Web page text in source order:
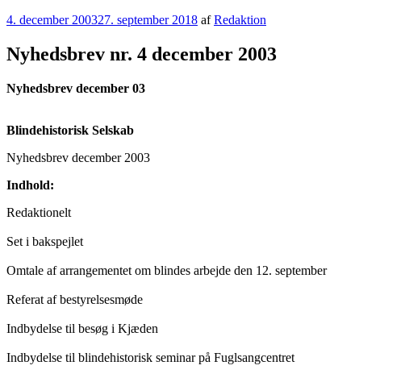
Udgivet
4. december 200327. september 2018 afRedaktion
Nyhedsbrev nr. 4 december 2003
Nyhedsbrev december 03
Blindehistorisk Selskab
Nyhedsbrev december 2003
Indhold:
Redaktionelt
Set i bakspejlet
Omtale af arrangementet om blindes arbejde den 12. september
Referat af bestyrelsesmøde
Indbydelse til besøg i Kjæden
Indbydelse til blindehistorisk seminar på Fuglsangcentret